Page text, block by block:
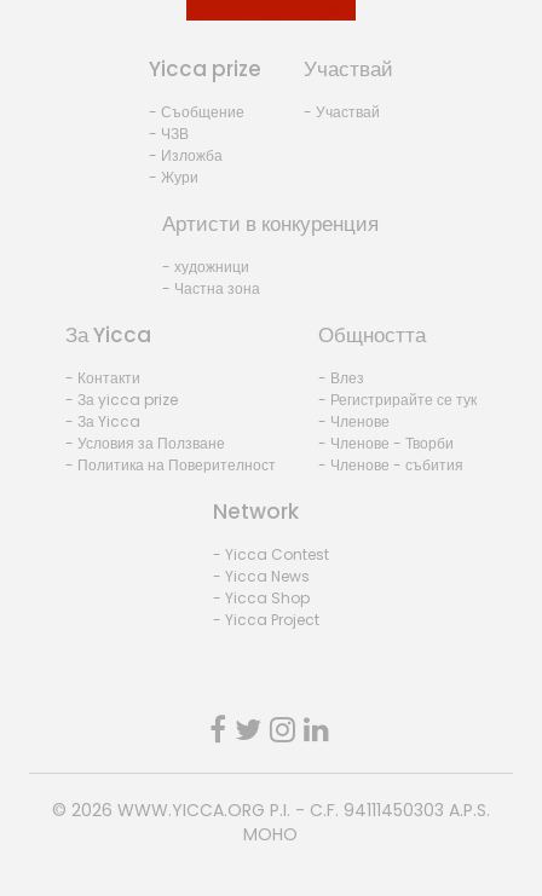
Yicca prize
- Съобщение
- ЧЗВ
- Изложба
- Жури
Участвай
- Участвай
Артисти в конкуренция
- художници
- Частна зона
За Yicca
- Контакти
- За yicca prize
- За Yicca
- Условия за Ползване
- Политика на Поверителност
Общността
- Влез
- Регистрирайте се тук
- Членове
- Членове - Творби
- Членове - събития
Network
- Yicca Contest
- Yicca News
- Yicca Shop
- Yicca Project
© 2026 WWW.YICCA.ORG P.I. - C.F. 94111450303 A.P.S.
MOHO